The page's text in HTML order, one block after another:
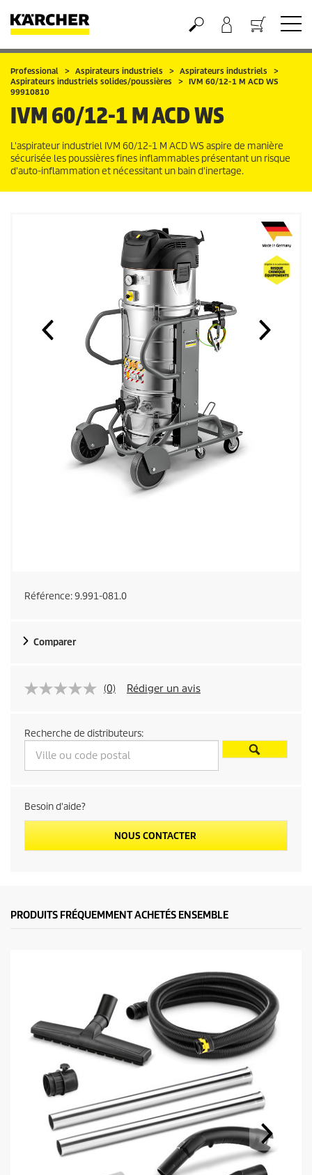
Panier
Professional Aspirateurs industriels
Aspirateurs industriels
Aspirateurs industriels solides/poussières
IVM 60/12-1 M ACD WS
99910810
IVM 60/12-1 M ACD WS
L'aspirateur industriel IVM 60/12-1 M ACD WS aspire de manière
sécurisée les poussières fines inflammables présentant un risque
d'auto-inflammation et nécessitant un bain d'inertage.
Référence:9.991-081.0
Comparer
(0) Rédiger un avis
Recherche de distributeurs:
Besoin d'aide?
NOUS CONTACTER
PRODUITS FRÉQUEMMENT ACHETÉS ENSEMBLE